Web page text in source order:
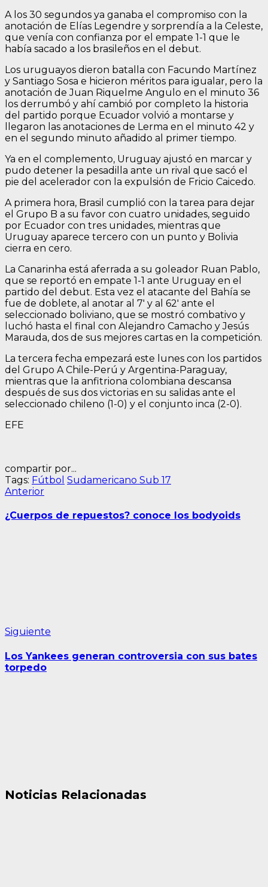
A los 30 segundos ya ganaba el compromiso con la
anotación de Elías Legendre y sorprendía a la Celeste,
que venía con confianza por el empate 1-1 que le
había sacado a los brasileños en el debut.
Los uruguayos dieron batalla con Facundo Martínez
y Santiago Sosa e hicieron méritos para igualar, pero la
anotación de Juan Riquelme Angulo en el minuto 36
los derrumbó y ahí cambió por completo la historia
del partido porque Ecuador volvió a montarse y
llegaron las anotaciones de Lerma en el minuto 42 y
en el segundo minuto añadido al primer tiempo.
Ya en el complemento, Uruguay ajustó en marcar y
pudo detener la pesadilla ante un rival que sacó el
pie del acelerador con la expulsión de Fricio Caicedo.
A primera hora, Brasil cumplió con la tarea para dejar
el Grupo B a su favor con cuatro unidades, seguido
por Ecuador con tres unidades, mientras que
Uruguay aparece tercero con un punto y Bolivia
cierra en cero.
La Canarinha está aferrada a su goleador Ruan Pablo,
que se reportó en empate 1-1 ante Uruguay en el
partido del debut. Esta vez el atacante del Bahía se
fue de doblete, al anotar al 7′ y al 62′ ante el
seleccionado boliviano, que se mostró combativo y
luchó hasta el final con Alejandro Camacho y Jesús
Marauda, dos de sus mejores cartas en la competición.
La tercera fecha empezará este lunes con los partidos
del Grupo A Chile-Perú y Argentina-Paraguay,
mientras que la anfitriona colombiana descansa
después de sus dos victorias en su salidas ante el
seleccionado chileno (1-0) y el conjunto inca (2-0).
EFE
compartir por...
Tags: Fútbol Sudamericano Sub 17
Navegación
de
AnteriorEntrada
¿Cuerpos de repuestos? conoce los bodyoids
Siguiente
Los Yankees generan controversia con sus bates
torpedo
Noticias Relacionadas